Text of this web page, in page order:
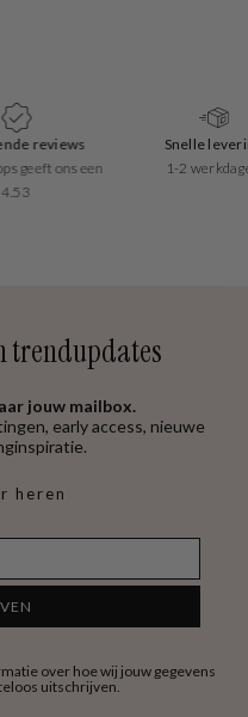
reviews
geeft ons een
Snelle levering
1-2 werkdagen
trendupdates
jouw mailbox.
early access, nieuwe
heren
over hoe wij jouw gegevens
uitschrijven.